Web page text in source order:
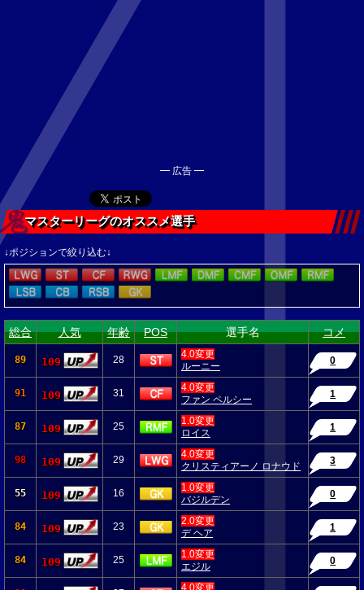
━ 広告 ━
マスターリーグのオススメ選手
↓ポジションで絞り込む↓
総合 人気 年齢 POS 選手名 コメ
89 109 28
4.0変更
ルーニー
0
91 109 31
4.0変更
ファン ペルシー
1
87 109 25
1.0変更
ロイス
1
98 109 29
4.0変更
クリスティアーノ ロナウド
3
55 109 16
1.0変更
バジルデン
0
84 109 23
2.0変更
デ ヘア
1
84 109 25
1.0変更
エジル
0